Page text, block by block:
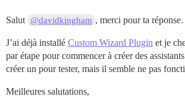
Salut @davidkingham , merci pour ta réponse.
J’ai déjà installé Custom Wizard Plugin et je
par étape pour commencer à créer des
créer un pour tester, mais il semble ne pas
Meilleures salutations,